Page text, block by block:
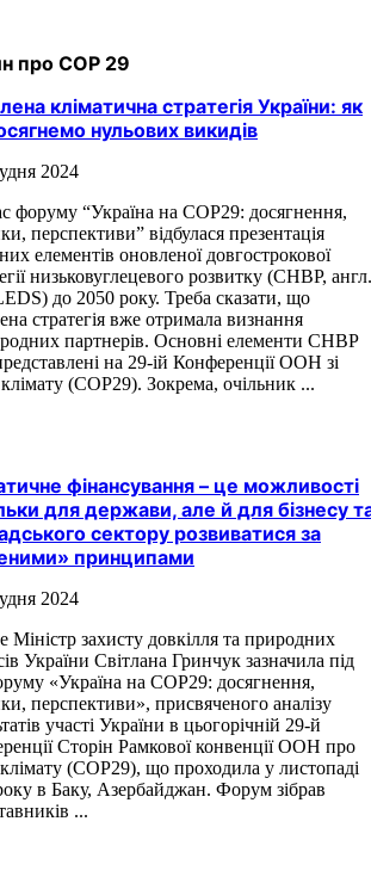
про СОР 29
кліматична стратегія України: як
нульових викидів
2024
форуму “Україна на СОР29: досягнення,
перспективи” відбулася презентація
елементів оновленої довгострокової
низьковуглецевого розвитку (СНВР, англ.
до 2050 року. Треба сказати, що
стратегія вже отримала визнання
партнерів. Основні елементи СНВР
на 29-ій Конференції ООН зі
(СОР29). Зокрема, очільник ...
фінансування – це можливості
для держави, але й для бізнесу
сектору розвиватися за
принципами
2024
Міністр захисту довкілля та природних
України Світлана Гринчук зазначила під
«Україна на СОР29: досягнення,
перспективи», присвяченого аналізу
участі України в цьогорічній 29-й
Сторін Рамкової конвенції ООН про
(COP29), що проходила у листопаді
в Баку, Азербайджан. Форум зібрав
...